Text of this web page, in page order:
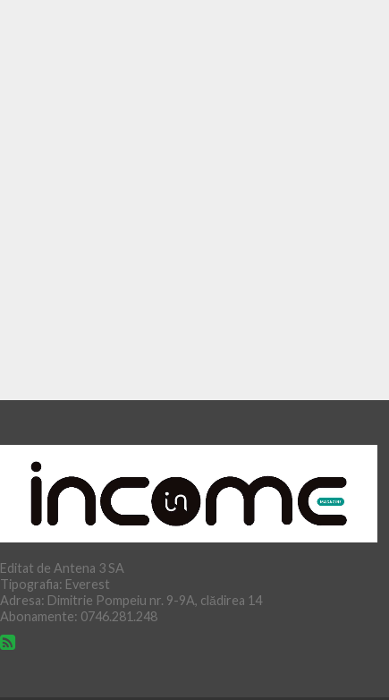
Editat de Antena 3 SA
Tipografia: Everest
Adresa: Dimitrie Pompeiu nr. 9-9A, clădirea 14
Abonamente: 0746.281.248